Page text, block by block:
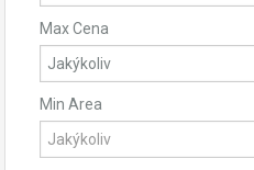
Max Cena
Min Area